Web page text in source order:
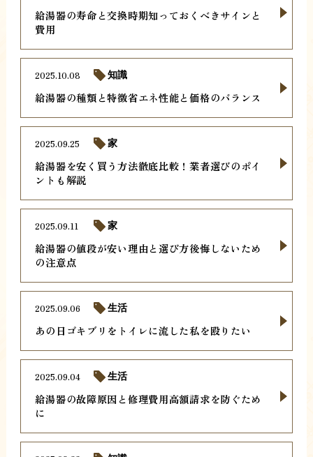
給湯器の寿命と交換時期知っておくべきサインと
費用
給湯器の種類と特徴省エネ性能と価格のバランス
2025.10.08 知識
給湯器を安く買う方法徹底比較！業者選びのポイ
ントも解説
2025.09.25 家
給湯器の値段が安い理由と選び方後悔しないため
の注意点
2025.09.11 家
あの日ゴキブリをトイレに流した私を殴りたい
2025.09.06 生活
給湯器の故障原因と修理費用高額請求を防ぐため
に
2025.09.04 生活